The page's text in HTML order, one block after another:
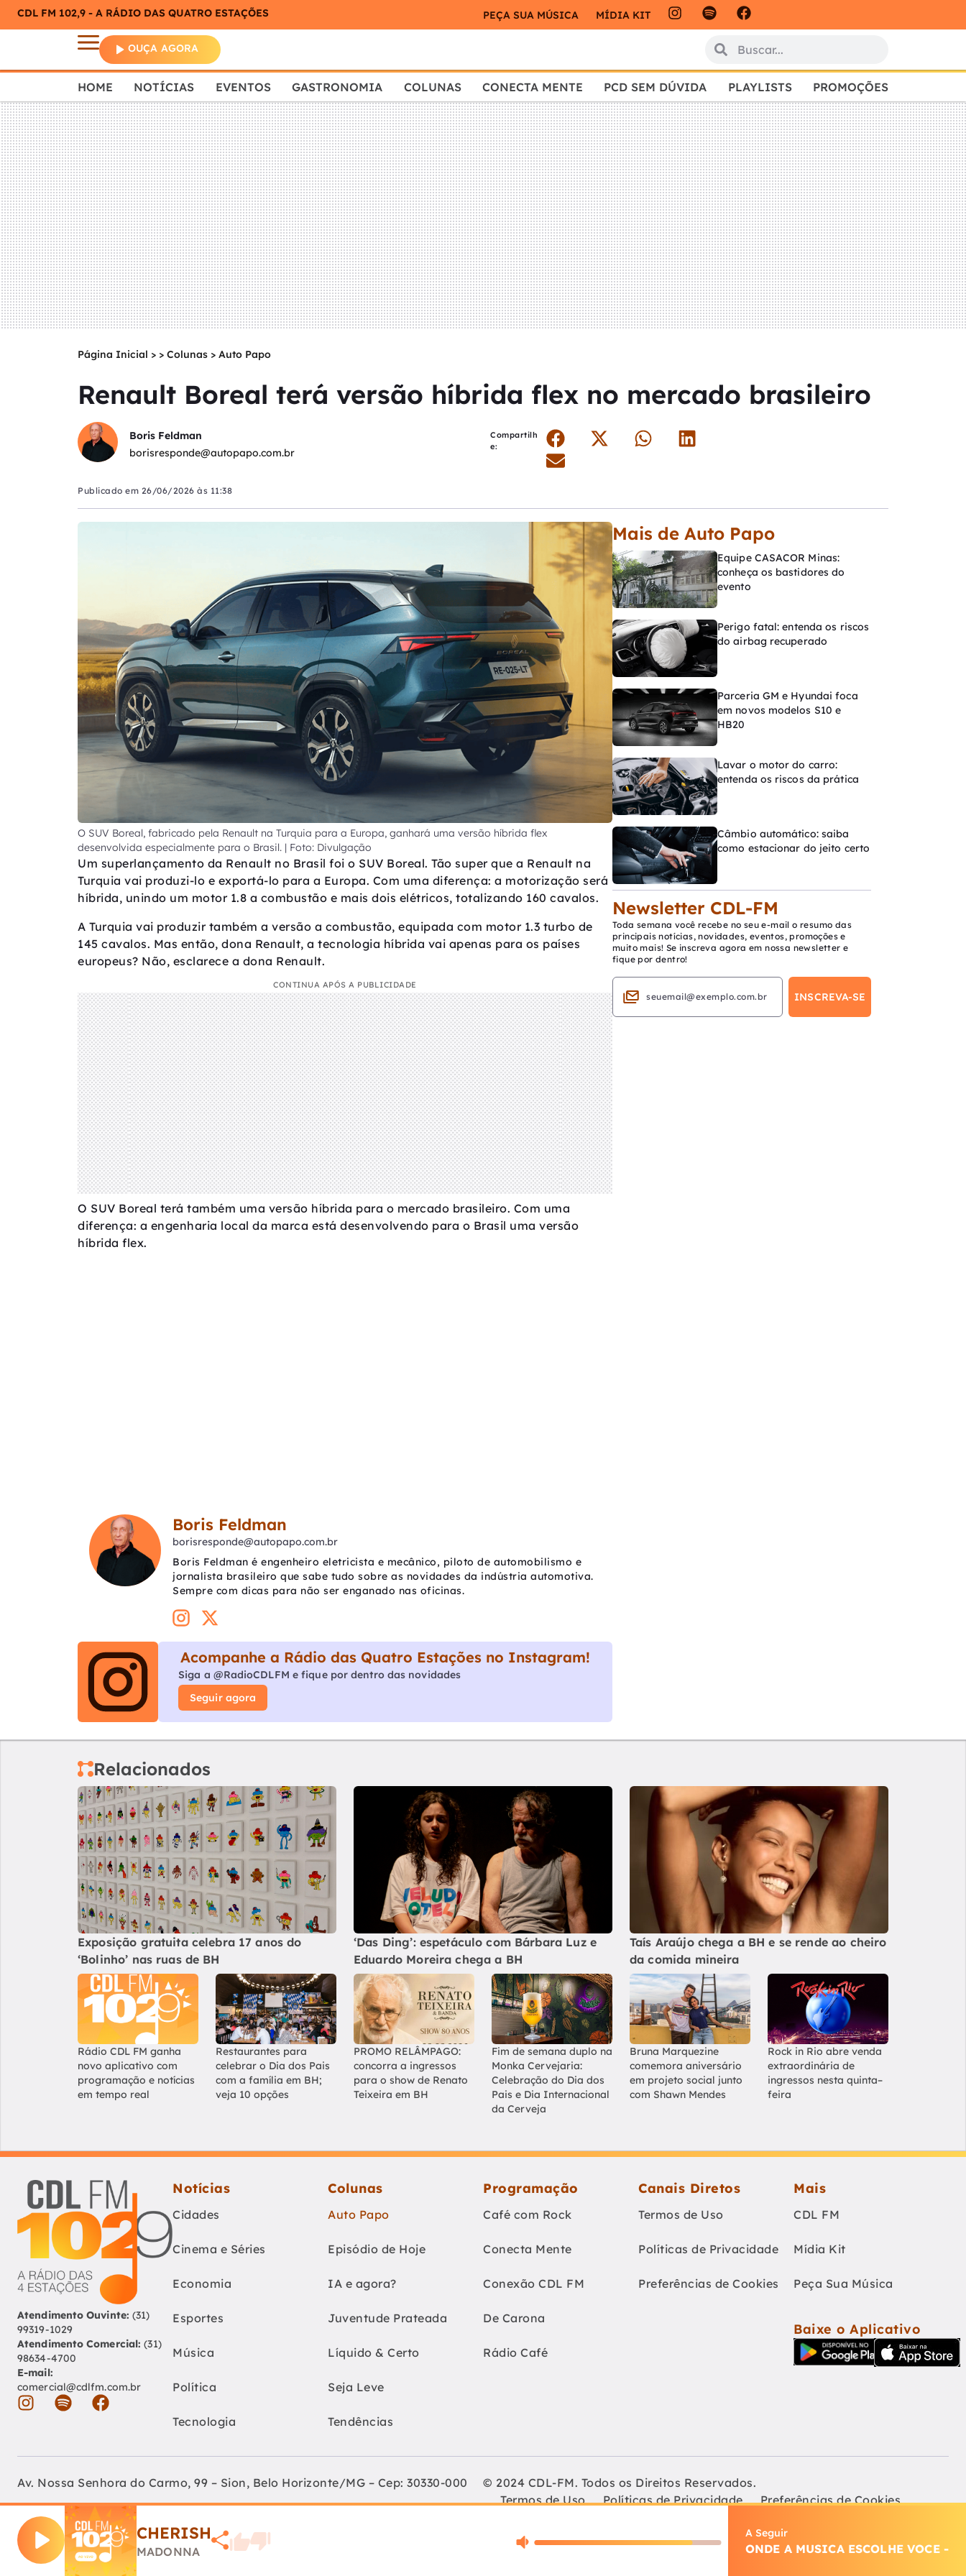
CHERISH
MADONNA
A Seguir
ONDE A MUSICA ESCOLHE VOCE-
CDL FM 102,9 - A RÁDIO DAS QUATRO ESTAÇÕES PEÇA SUA MÚSICA MÍDIA KIT
OUÇA AGORA
HOME NOTÍCIAS EVENTOS GASTRONOMIA COLUNAS CONECTA MENTE PCD SEM DÚVIDA PLAYLISTS PROMOÇÕES
Página Inicial > Colunas > Auto Papo
Renault Boreal terá versão híbrida flex no mercado brasileiro
Boris Feldman
borisresponde@autopapo.com.br
Compartilh
e:
Publicado em 26/06/2026 às 11:38
O SUV Boreal, fabricado pela Renault na Turquia para a Europa, ganhará uma versão híbrida flex
desenvolvida especialmente para o Brasil. | Foto: Divulgação
Um superlançamento da Renault no Brasil foi o SUV Boreal. Tão super que a Renault na
Turquia vai produzi-lo e exportá-lo para a Europa. Com uma diferença: a motorização será
híbrida, unindo um motor 1.8 a combustão e mais dois elétricos, totalizando 160 cavalos.
A Turquia vai produzir também a versão a combustão, equipada com motor 1.3 turbo de
145 cavalos. Mas então, dona Renault, a tecnologia híbrida vai apenas para os países
europeus? Não, esclarece a dona Renault.
CONTINUA APÓS A PUBLICIDADE
O SUV Boreal terá também uma versão híbrida para o mercado brasileiro. Com uma
diferença: a engenharia local da marca está desenvolvendo para o Brasil uma versão
híbrida flex.
Boris Feldman
borisresponde@autopapo.com.br
Boris Feldman é engenheiro eletricista e mecânico, piloto de automobilismo e
jornalista brasileiro que sabe tudo sobre as novidades da indústria automotiva.
Sempre com dicas para não ser enganado nas oficinas.
Acompanhe a Rádio das Quatro Estações no Instagram!
Siga a @RadioCDLFM e fique por dentro das novidades
Seguir agora
Mais de Auto Papo
Equipe CASACOR Minas:
conheça os bastidores do
evento
Perigo fatal: entenda os riscos
do airbag recuperado
Parceria GM e Hyundai foca
em novos modelos S10 e
HB20
Lavar o motor do carro:
entenda os riscos da prática
Câmbio automático: saiba
como estacionar do jeito certo
Newsletter CDL-FM
Toda semana você recebe no seu e-mail o resumo das
principais notícias, novidades, eventos, promoções e
muito mais! Se inscreva agora em nossa newsletter e
fique por dentro!
Relacionados
Exposição gratuita celebra 17 anos do
‘Bolinho’ nas ruas de BH
‘Das Ding’: espetáculo com Bárbara Luz e
Eduardo Moreira chega a BH
Taís Araújo chega a BH e se rende ao cheiro
da comida mineira
Rádio CDL FM ganha
novo aplicativo com
programação e notícias
em tempo real
Restaurantes para
celebrar o Dia dos Pais
com a família em BH;
veja 10 opções
PROMO RELÂMPAGO:
concorra a ingressos
para o show de Renato
Teixeira em BH
Fim de semana duplo na
Monka Cervejaria:
Celebração do Dia dos
Pais e Dia Internacional
da Cerveja
Bruna Marquezine
comemora aniversário
em projeto social junto
com Shawn Mendes
Rock in Rio abre venda
extraordinária de
ingressos nesta quinta–
feira
Atendimento Ouvinte: (31)
99319-1029
Atendimento Comercial: (31)
98634-4700
E-mail:
comercial@cdlfm.com.br
Notícias
Cidades
Cinema e Séries
Economia
Esportes
Música
Política
Tecnologia
Colunas
Auto Papo
Episódio de Hoje
IA e agora?
Juventude Prateada
Líquido & Certo
Seja Leve
Tendências
Programação
Café com Rock
Conecta Mente
Conexão CDL FM
De Carona
Rádio Café
Canais Diretos
Termos de Uso
Políticas de Privacidade
Preferências de Cookies
Mais
CDL FM
Mídia Kit
Peça Sua Música
Baixe o Aplicativo
Av. Nossa Senhora do Carmo, 99 – Sion, Belo Horizonte/MG – Cep: 30330-000
Fundação Educativa Cultural Câmara De Dirigentes Lojistas de Belo Horizonte
CNPJ: 04.210.060/0001-90
© 2024 CDL-FM. Todos os Direitos Reservados.
Termos de Uso
Políticas de Privacidade Preferências de Cookies